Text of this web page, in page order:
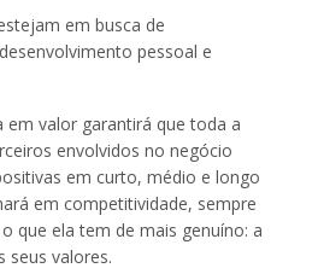
em busca de
pessoal e
em valor garantirá que toda a
envolvidos no negócio
em curto, médio e longo
em competitividade, sempre
que ela tem de mais genuíno: a
seus valores.